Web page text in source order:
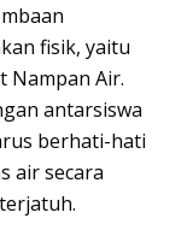
fisik, yaitu
Nampan Air.
antarsiswa
berhati-hati
air secara